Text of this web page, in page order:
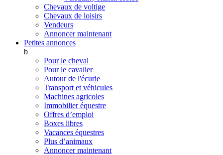
Chevaux de voltige
Chevaux de loisirs
Vendeurs
Annoncer maintenant
Petites annonces
b
Pour le cheval
Pour le cavalier
Autour de l'écurie
Transport et véhicules
Machines agricoles
Immobilier équestre
Offres d’emploi
Boxes libres
Vacances équestres
Plus d’animaux
Annoncer maintenant